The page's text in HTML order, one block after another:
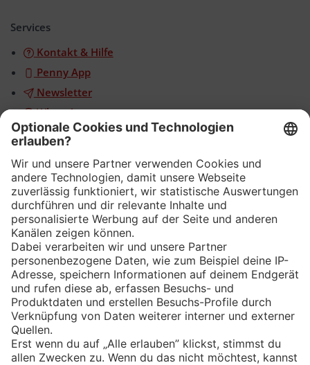
Services
Kontakt & Hilfe
Penny App
Newsletter
WhatsApp
App